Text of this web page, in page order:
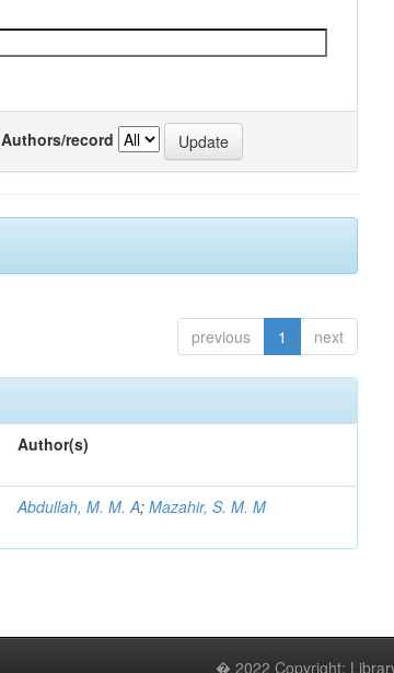
Authors/record
previous 1 next
Author(s)
Abdullah, M. M. A;Mazahir, S. M. M
� 2022 Copyright: